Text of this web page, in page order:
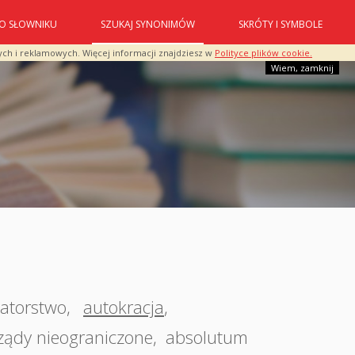
i reklamowych. Więcej informacji znajdziesz w Polityce plików cookie.
Wiem, zamknij
O SŁOWNIKU SZUKAJ SYNONIMÓW SKRÓTY I SYMBOLE
, autokracja,
nieograniczone, absolutum